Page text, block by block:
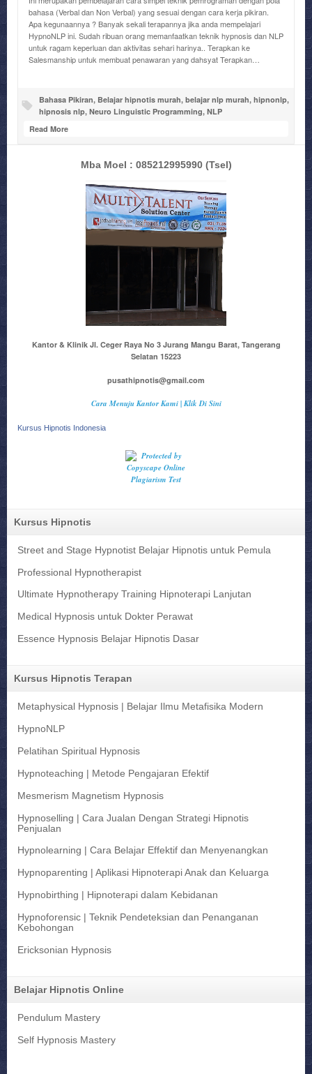
bahasa (Verbal dan Non Verbal) yang sesuai dengan cara kerja pikiran.
Apa kegunaannya ? Banyak sekali terapannya jika anda mempelajari
HypnoNLP ini. Sudah ribuan orang memanfaatkan teknik hypnosis dan NLP
untuk ragam keperluan dan aktivitas sehari harinya.. Terapkan ke
Salesmanship untuk membuat penawaran yang dahsyat Terapkan…
Bahasa Pikiran, Belajar hipnotis murah, belajar nlp murah, hipnonlp,
hipnosis nlp, Neuro Linguistic Programming, NLP
Read More
Mba Moel : 085212995990(Tsel)
Kantor & Klinik Jl. Ceger Raya No 3 Jurang Mangu Barat, Tangerang
Selatan 15223
pusathipnotis@gmail.com
Cara Menuju Kantor Kami | Klik Di Sini
Kursus Hipnotis Indonesia
Kursus Hipnotis
Street and Stage Hypnotist Belajar Hipnotis untuk Pemula
Professional Hypnotherapist
Ultimate Hypnotherapy Training Hipnoterapi Lanjutan
Medical Hypnosis untuk Dokter Perawat
Essence Hypnosis Belajar Hipnotis Dasar
Kursus Hipnotis Terapan
Metaphysical Hypnosis | Belajar Ilmu Metafisika Modern
HypnoNLP
Pelatihan Spiritual Hypnosis
Hypnoteaching | Metode Pengajaran Efektif
Mesmerism Magnetism Hypnosis
Hypnoselling | Cara Jualan Dengan Strategi Hipnotis
Penjualan
Hypnolearning | Cara Belajar Effektif dan Menyenangkan
Hypnoparenting | Aplikasi Hipnoterapi Anak dan Keluarga
Hypnobirthing | Hipnoterapi dalam Kebidanan
Hypnoforensic | Teknik Pendeteksian dan Penanganan
Kebohongan
Ericksonian Hypnosis
Belajar Hipnotis Online
Pendulum Mastery
Self Hypnosis Mastery